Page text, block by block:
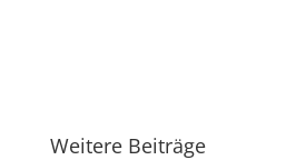
Weitere Beiträge